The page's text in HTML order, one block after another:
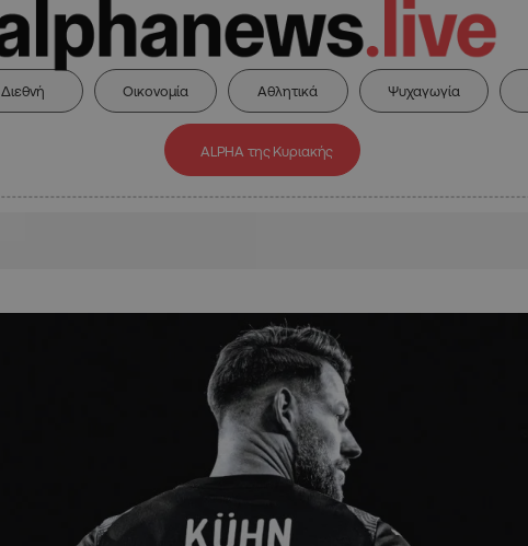
Διεθνή Οικονομία Αθλητικά Ψυχαγωγία
ALPHA της Κυριακής